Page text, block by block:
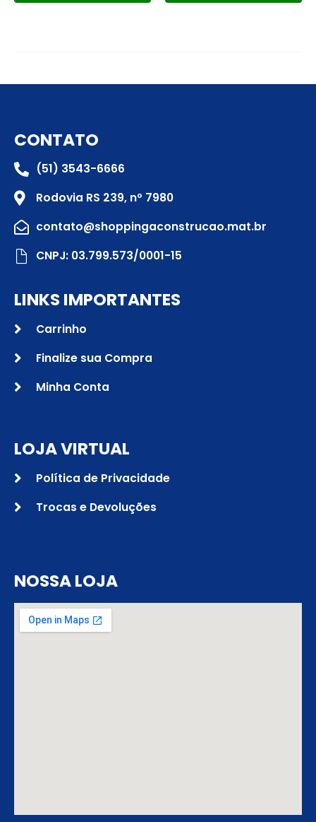
CONTATO
(51) 3543-6666
Rodovia RS 239, nº 7980
contato@shoppingaconstrucao.mat.br
CNPJ: 03.799.573/0001-15
LINKS IMPORTANTES
Carrinho
Finalize sua Compra
Minha Conta
LOJA VIRTUAL
Política de Privacidade
Trocas e Devoluções
NOSSA LOJA